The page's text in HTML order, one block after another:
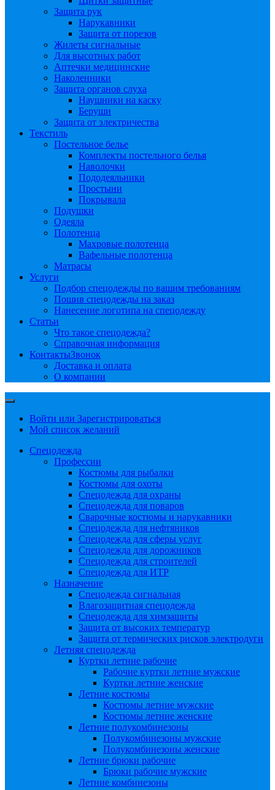
Защита рук
Нарукавники
Защита от порезов
Жилеты сигнальные
Для высотных работ
Аптечки медицинские
Наколенники
Защита органов слуха
Наушники на каску
Беруши
Защита от электричества
Текстиль
Постельное белье
Комплекты постельного белья
Наволочки
Пододеяльники
Простыни
Покрывала
Подушки
Одеяла
Полотенца
Махровые полотенца
Вафельные полотенца
Матрасы
Услуги
Подбор спецодежды по вашим требованиям
Пошив спецодежды на заказ
Нанесение логотипа на спецодежду
Статьи
Что такое спецодежда?
Справочная информация
КонтактыЗвонок
Доставка и оплата
О компании
Войти или Зарегистрироваться
Мой список желаний
Спецодежда
Профессии
Костюмы для рыбалки
Костюмы для охоты
Спецодежда для охраны
Спецодежда для поваров
Сварочные костюмы и нарукавники
Спецодежда для нефтяников
Спецодежда для сферы услуг
Спецодежда для дорожников
Спецодежда для строителей
Спецодежда для ИТР
Назначение
Спецодежда сигнальная
Влагозащитная спецодежда
Спецодежда для химзащиты
Защита от высоких температур
Защита от термических рисков электродуги
Летняя спецодежда
Куртки летние рабочие
Рабочие куртки летние мужские
Куртки летние женские
Летние костюмы
Костюмы летние мужские
Костюмы летние женские
Летние полукомбинезоны
Полукомбинезоны мужские
Полукомбинезоны женские
Летние брюки рабочие
Брюки рабочие мужские
Летние комбинезоны